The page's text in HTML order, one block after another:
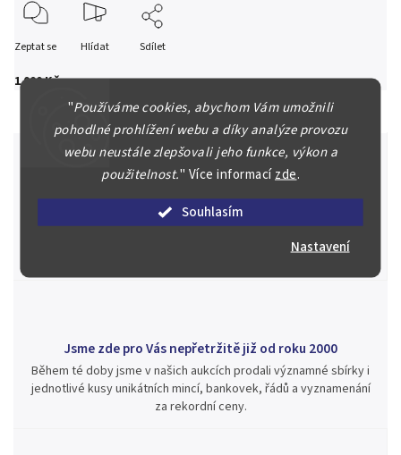
"Používáme cookies, abychom Vám umožnili
pohodlné prohlížení webu a díky analýze provozu
webu neustále zlepšovali jeho funkce, výkon a
použitelnost." Více informacízde.
Souhlasím
Nastavení
1 000 Kč
Zeptat se Hlídat Sdílet
Špičkové služby za nejlepší ceny
Náš kolektiv specialistů a znalců se Vám bude plně věnovat.
Posoudíme kvalitu a pravost Vašeho materiálu, prodáme v naší
aukci nebo Vám poradíme kam investovat.
Jsme zde pro Vás nepřetržitě již od roku 2000
Během té doby jsme v našich aukcích prodali významné sbírky i
jednotlivé kusy unikátních mincí, bankovek, řádů a vyznamenání
za rekordní ceny.